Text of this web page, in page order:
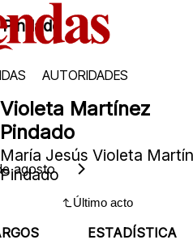
AUTORIDADES
Violeta Martínez
Pindado
María Jesús Violeta
Pindado
ESTADÍSTICA
agosto
Último acto